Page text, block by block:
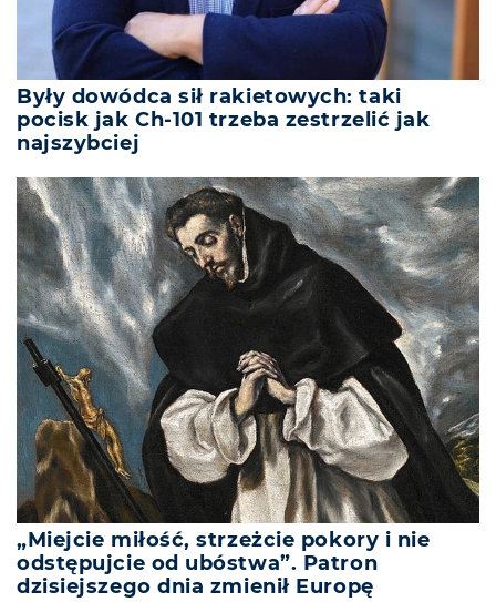
Były dowódca sił rakietowych: taki
pocisk jak Ch-101 trzeba zestrzelić jak
najszybciej
„Miejcie miłość, strzeżcie pokory i nie
odstępujcie od ubóstwa”. Patron
dzisiejszego dnia zmienił Europę